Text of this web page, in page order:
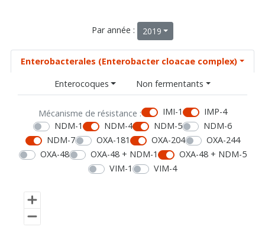
Par année : 2019
Enterobacterales (Enterobacter cloacae complex)
Enterocoques
Non fermentants
Mécanisme de résistance : IMI-1
IMP-4
NDM-1
NDM-4 NDM-5
NDM-6
NDM-7
OXA-181 OXA-204
OXA-244
OXA-48
OXA-48 + NDM-1
OXA-48 + NDM-5
VIM-1
VIM-4